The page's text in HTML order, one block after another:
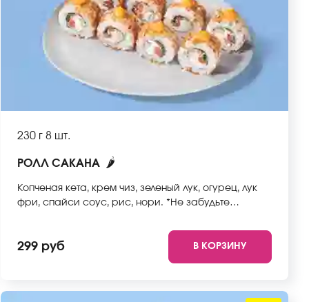
230 г8 шт.
РОЛЛ САКАНА 🌶
Копченая кета, крем чиз, зеленый лук, огурец, лук
фри, спайси соус, рис, нори. *Не забудьте
входят в стоимость заказа. *Внешний вид блюда
может отличаться от фото на сайте.
299 руб В КОРЗИНУ